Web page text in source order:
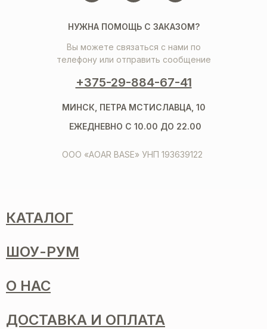
НУЖНА ПОМОЩЬ С ЗАКАЗОМ?
Вы можете связаться с нами по
телефону или отправить сообщение
+375-29-884-67-41
ООО «AOAR BASE» УНП 193639122
МИНСК, ПЕТРА МСТИСЛАВЦА, 10
ЕЖЕДНЕВНО С 10.00 ДО 22.00
КАТАЛОГ
ШОУ-РУМ
О НАС
ДОСТАВКА И ОПЛАТА